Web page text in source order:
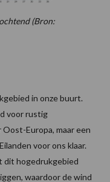
(Bron:
in onze buurt.
voor rustig
Europa, maar een
voor ons klaar.
dit hogedrukgebied
waardoor de wind